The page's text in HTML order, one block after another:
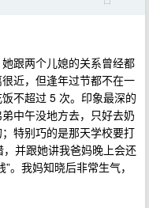
跟两个儿媳的关系曾经都
近，但逢年过节都不在一
不超过 5 次。印象最深的
中午没地方去，只好去奶
特别巧的是那天学校要打
并跟她讲我爸妈晚上会还
。我妈知晓后非常生气，